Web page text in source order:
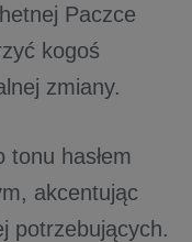
Paczce
kogoś
zmiany.
tonu hasłem
akcentując
potrzebujących.